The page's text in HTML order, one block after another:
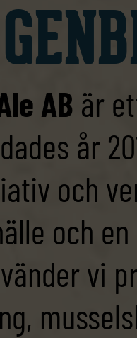
AB är
år
och
och en
vi